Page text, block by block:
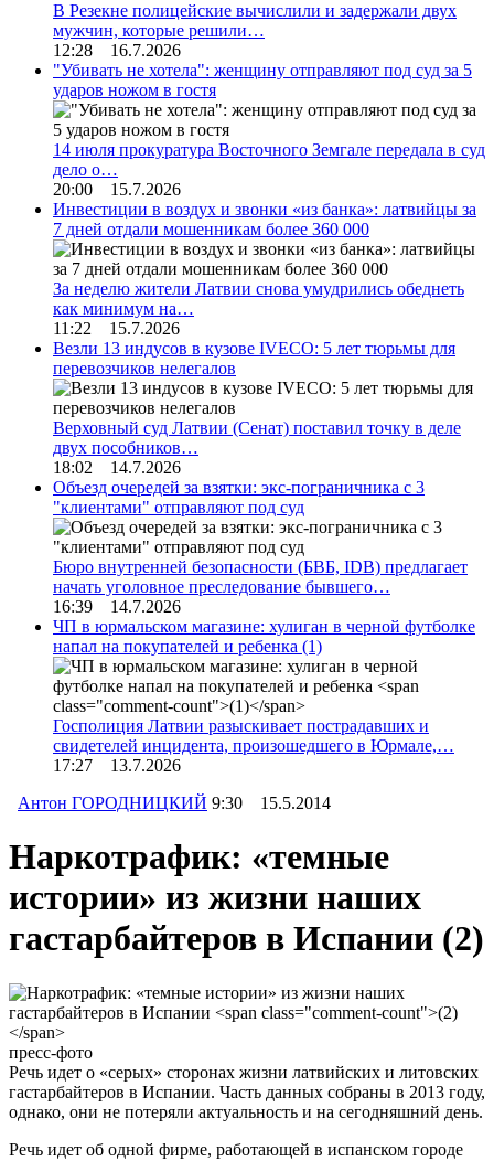
В Резекне полицейские вычислили и задержали двух
мужчин, которые решили…
12:28 16.7.2026
"Убивать не хотела": женщину отправляют под суд за 5
ударов ножом в гостя
14 июля прокуратура Восточного Земгале передала в суд
дело о…
20:00 15.7.2026
Инвестиции в воздух и звонки «из банка»: латвийцы за
7 дней отдали мошенникам более 360 000
За неделю жители Латвии снова умудрились обеднеть
как минимум на…
11:22 15.7.2026
Везли 13 индусов в кузове IVECO: 5 лет тюрьмы для
перевозчиков нелегалов
Верховный суд Латвии (Сенат) поставил точку в деле
двух пособников…
18:02 14.7.2026
Объезд очередей за взятки: экс-пограничника с 3
"клиентами" отправляют под суд
Бюро внутренней безопасности (БВБ, IDB) предлагает
начать уголовное преследование бывшего…
16:39 14.7.2026
ЧП в юрмальском магазине: хулиган в черной футболке
напал на покупателей и ребенка (1)
Госполиция Латвии разыскивает пострадавших и
свидетелей инцидента, произошедшего в Юрмале,…
17:27 13.7.2026
Антон ГОРОДНИЦКИЙ 9:30 15.5.2014
Наркотрафик: «темные
истории» из жизни наших
гастарбайтеров в Испании (2)
пресс-фото
Речь идет о «серых» сторонах жизни латвийских и литовских
гастарбайтеров в Испании. Часть данных собраны в 2013 году,
однако, они не потеряли актуальность и на сегодняшний день.
Речь идет об одной фирме, работающей в испанском городе